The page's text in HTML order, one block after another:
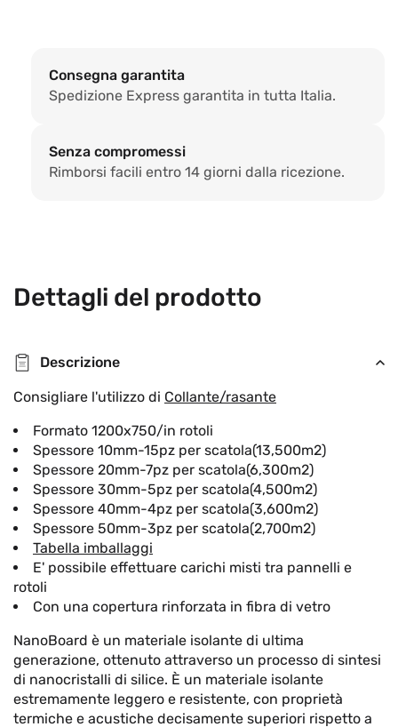
Consegna garantita
Spedizione Express garantita in tutta Italia.
Senza compromessi
Rimborsi facili entro 14 giorni dalla ricezione.
Dettagli del prodotto
Descrizione
Consigliare l'utilizzo di Collante/rasante
Formato 1200x750/in rotoli
Spessore 10mm-15pz per scatola(13,500m2)
Spessore 20mm-7pz per scatola(6,300m2)
Spessore 30mm-5pz per scatola(4,500m2)
Spessore 40mm-4pz per scatola(3,600m2)
Spessore 50mm-3pz per scatola(2,700m2)
Tabella imballaggi
E' possibile effettuare carichi misti tra pannelli e
rotoli
Con una copertura rinforzata in fibra di vetro
NanoBoard è un materiale isolante di ultima
generazione, ottenuto attraverso un processo di sintesi
di nanocristalli di silice. È un materiale isolante
estremamente leggero e resistente, con proprietà
termiche e acustiche decisamente superiori rispetto a